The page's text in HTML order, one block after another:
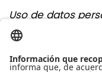
Uso de datos
Contáctenos